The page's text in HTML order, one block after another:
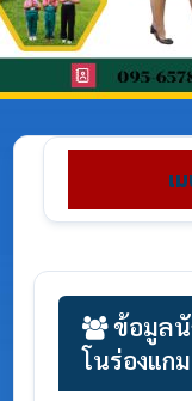
เ
ข้อมูลนั
โนร่องแก